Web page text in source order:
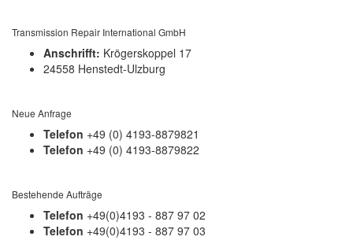
Transmission Repair International GmbH
Anschrifft: Krögerskoppel 17
24558 Henstedt-Ulzburg
Neue Anfrage
Telefon +49 (0) 4193-8879821
Telefon +49 (0) 4193-8879822
Bestehende Aufträge
Telefon +49(0)4193 - 887 97 02
Telefon +49(0)4193 - 887 97 03